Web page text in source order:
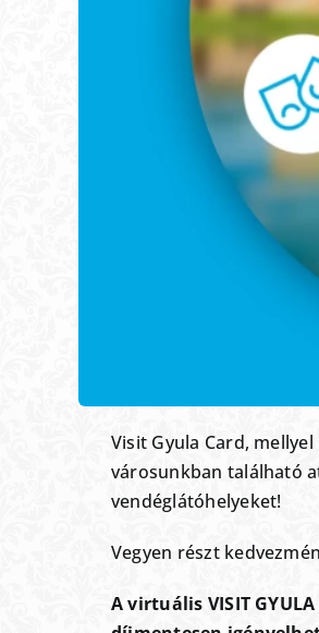
Visit Gyula Card,
városunkban található
vendéglátóhelyeket!
Vegyen részt
A virtuális VISIT